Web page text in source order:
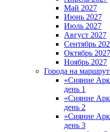
Май 2027
Июнь 2027
Июль 2027
Август 2027
Сентябрь
Октябрь 2027
Ноябрь 2027
Города на
«Сияние
день 1
«Сияние
день 2
«Сияние
день 3